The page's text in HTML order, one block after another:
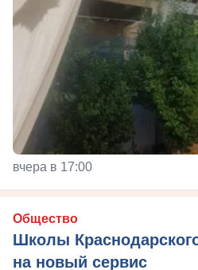
вчера в 17:00
Общество
Школы
на новый сервис